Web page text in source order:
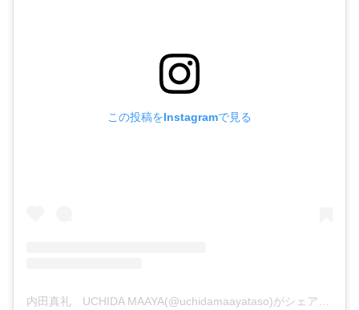
この投稿をInstagramで見る